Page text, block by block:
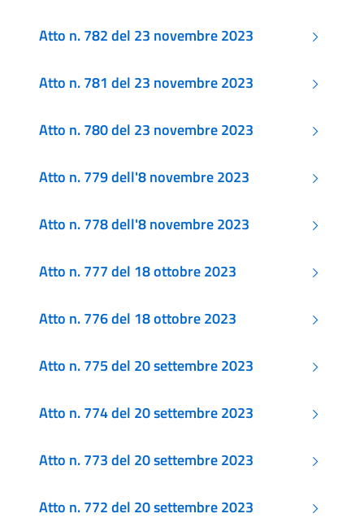
Atto n. 782 del 23 novembre 2023
Atto n. 781 del 23 novembre 2023
Atto n. 780 del 23 novembre 2023
Atto n. 779 dell'8 novembre 2023
Atto n. 778 dell'8 novembre 2023
Atto n. 777 del 18 ottobre 2023
Atto n. 776 del 18 ottobre 2023
Atto n. 775 del 20 settembre 2023
Atto n. 774 del 20 settembre 2023
Atto n. 773 del 20 settembre 2023
Atto n. 772 del 20 settembre 2023